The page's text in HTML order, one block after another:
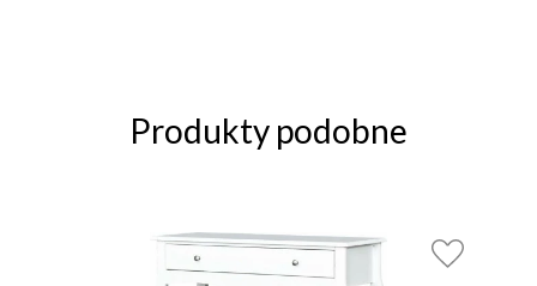
Produkty podobne